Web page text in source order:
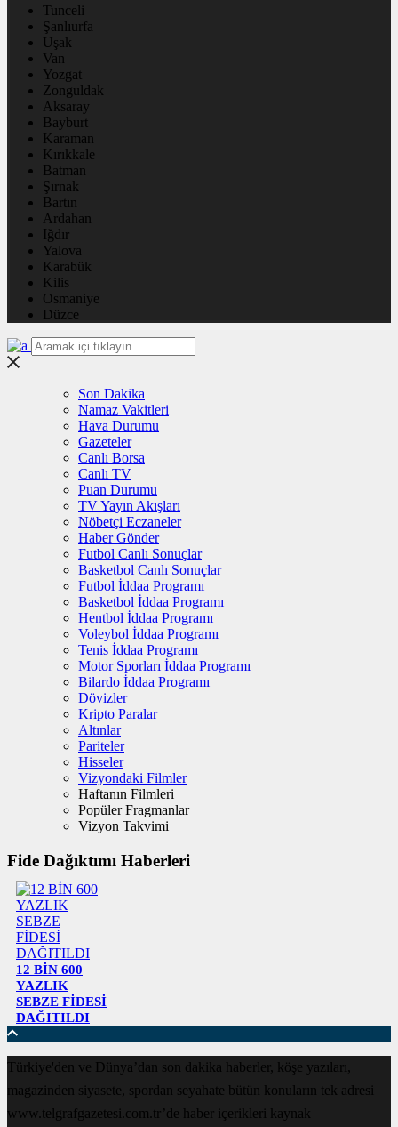
Tunceli
Şanlıurfa
Uşak
Van
Yozgat
Zonguldak
Aksaray
Bayburt
Karaman
Kırıkkale
Batman
Şırnak
Bartın
Ardahan
Iğdır
Yalova
Karabük
Kilis
Osmaniye
Düzce
Son Dakika
Namaz Vakitleri
Hava Durumu
Gazeteler
Canlı Borsa
Canlı TV
Puan Durumu
TV Yayın Akışları
Nöbetçi Eczaneler
Haber Gönder
Futbol Canlı Sonuçlar
Basketbol Canlı Sonuçlar
Futbol İddaa Programı
Basketbol İddaa Programı
Hentbol İddaa Programı
Voleybol İddaa Programı
Tenis İddaa Programı
Motor Sporları İddaa Programı
Bilardo İddaa Programı
Dövizler
Kripto Paralar
Altınlar
Pariteler
Hisseler
Vizyondaki Filmler
Haftanın Filmleri
Popüler Fragmanlar
Vizyon Takvimi
Fide Dağıktımı Haberleri
12 BİN 600
YAZLIK
SEBZE FİDESİ
DAĞITILDI
Türkiye'den ve Dünya’dan son dakika haberler, köşe yazıları,
magazinden siyasete, spordan seyahate bütün konuların tek adresi
www.telgrafgazetesi.com.tr’de haber içerikleri kaynak